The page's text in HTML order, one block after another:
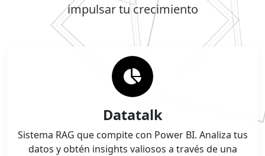
impulsar tu crecimiento
Datatalk
Sistema RAG que compite con Power BI. Analiza tus
datos y obtén insights valiosos a través de una